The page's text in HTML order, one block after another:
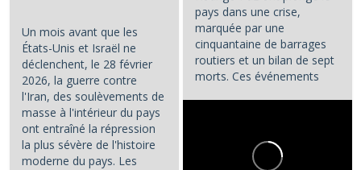
pays dans une crise,
marquée par une
cinquantaine de barrages
routiers et un bilan de sept
morts. Ces événements
Un mois avant que les
États-Unis et Israël ne
déclenchent, le 28 février
2026, la guerre contre
l'Iran, des soulèvements de
masse à l'intérieur du pays
ont entraîné la répression
la plus sévère de l'histoire
moderne du pays. Les